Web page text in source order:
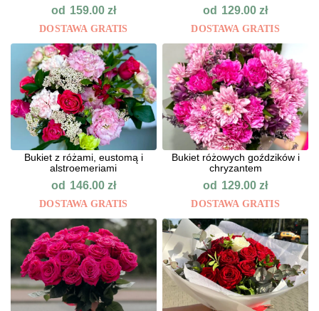
od 159.00 zł
DOSTAWA GRATIS
od 129.00zł
DOSTAWA GRATIS
Bukiet z różami, eustomą i
alstroemeriami
od 146.00 zł
DOSTAWA GRATIS
Bukiet różowych goździków i
chryzantem
od 129.00zł
DOSTAWA GRATIS